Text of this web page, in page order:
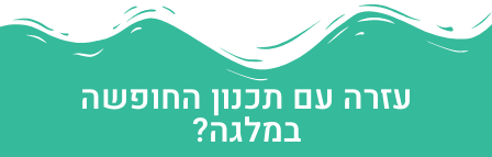
עזרה עם תכנון החופשה
במלגה?